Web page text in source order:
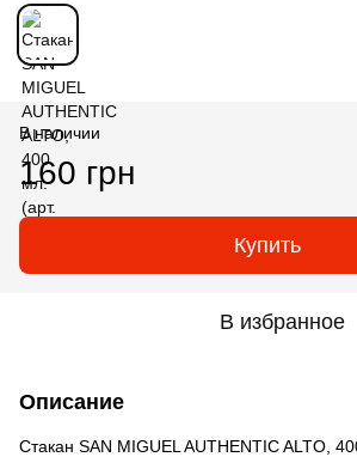
В наличии
160 грн
Купить
В избранное
Описание
Стакан SAN MIGUEL AUTHENTIC ALTO,